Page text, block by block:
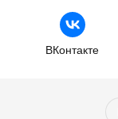
ВКонтакте